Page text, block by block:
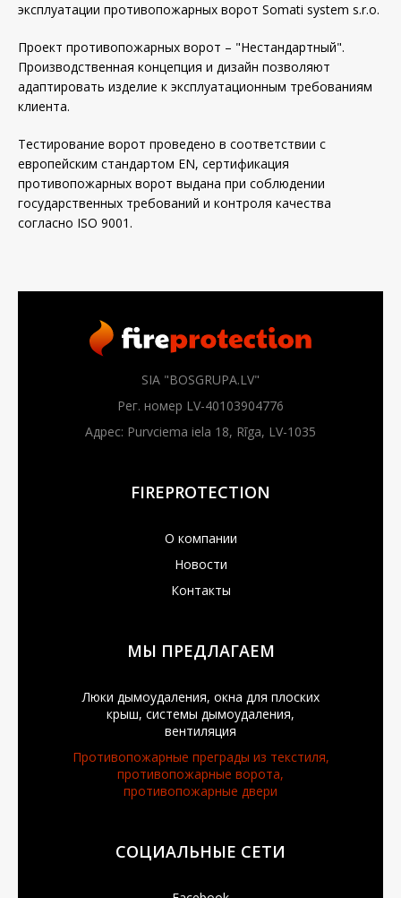
эксплуатации противопожарных ворот Somati system s.r.o.
Проект противопожарных ворот – "Нестандартный".
Производственная концепция и дизайн позволяют
адаптировать изделие к эксплуатационным требованиям
клиента.
Тестирование ворот проведено в соответствии с
европейским стандартом EN, сертификация
противопожарных ворот выдана при соблюдении
государственных требований и контроля качества
согласно ISO 9001.
SIA "BOSGRUPA.LV"
Рег. номер LV-40103904776
Адрес: Purvciema iela 18, Rīga, LV-1035
FIREPROTECTION
О компании
Новости
Контакты
МЫ ПРЕДЛАГАЕМ
Люки дымоудаления, окна для плоских
крыш, системы дымоудаления,
вентиляция
Противопожарные преграды из текстиля,
противопожарные ворота,
противопожарные двери
СОЦИАЛЬНЫЕ СЕТИ